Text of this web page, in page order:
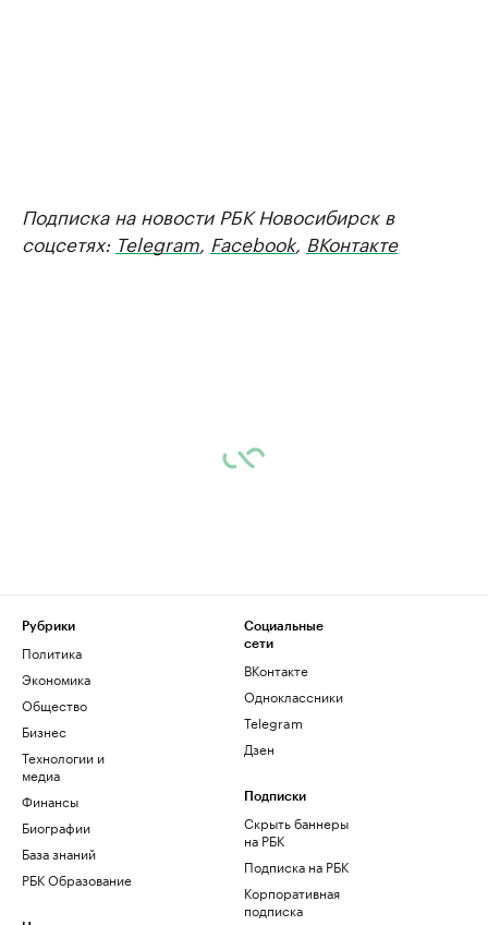
Подписка на новости РБК Новосибирск в
соцсетях: Telegram Facebook, ВКонтакте
Рубрики
Политика
Экономика
Общество
Бизнес
Технологии и
медиа
Финансы
Биографии
База знаний
РБК Образование
Социальные
сети
ВКонтакте
Одноклассники
Telegram
Дзен
Подписки
Скрыть баннеры
на РБК
Подписка на РБК
Корпоративная
подписка